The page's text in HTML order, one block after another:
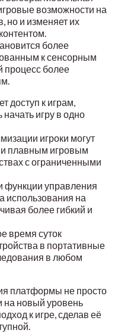
возможности на
но и изменяет их
более
к сенсорным
процесс более
доступ к играм,
игру в одно
игроки могут
плавным игровым
с ограниченными
функции управления
использования на
более гибкий и
время суток
в портативные
в любом
платформы не просто
на новый уровень
к игре, сделав её